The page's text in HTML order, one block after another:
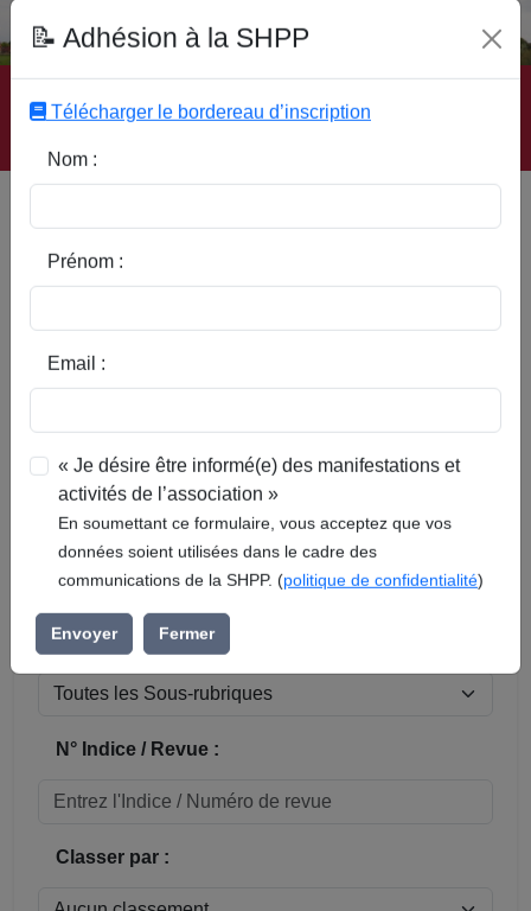
Sous-Rubriques | Mots-Clefs | Contact
Réinitialiser
Sous-rubrique / Commune :
N° Indice / Revue :
Classer par :
📝 Adhésion à la SHPP
Télécharger le bordereau d’inscription
Nom :
Prénom :
Email :
« Je désire être informé(e) des manifestations et
activités de l’association »
En soumettant ce formulaire, vous acceptez que vos
données soient utilisées dans le cadre des
communications de la SHPP. (politique de confidentialité)
Envoyer Fermer